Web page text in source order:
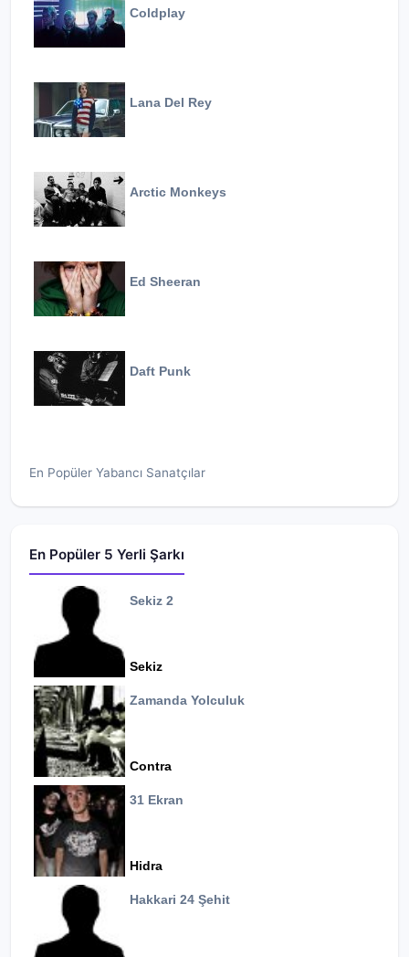
Coldplay
Lana Del Rey
Arctic Monkeys
Ed Sheeran
Daft Punk
En Popüler Yabancı Sanatçılar
En Popüler 5 Yerli Şarkı
Sekiz 2
Sekiz
Zamanda Yolculuk
Contra
31 Ekran
Hidra
Hakkari 24 Şehit